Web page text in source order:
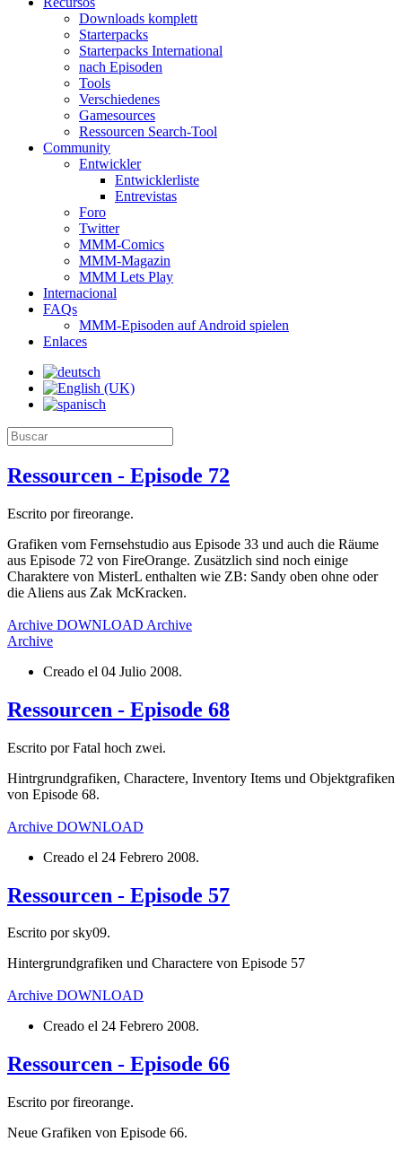
Downloads komplett
Starterpacks
Starterpacks International
nach Episoden
Tools
Verschiedenes
Gamesources
Ressourcen Search-Tool
Community
Entwickler
Entwicklerliste
Entrevistas
Foro
Twitter
MMM-Comics
MMM-Magazin
MMM Lets Play
Internacional
FAQs
MMM-Episoden auf Android spielen
Enlaces
Ressourcen - Episode 72
Escrito por fireorange.
Grafiken vom Fernsehstudio aus Episode 33 und auch die Räume
aus Episode 72 von FireOrange. Zusätzlich sind noch einige
Charaktere von MisterL enthalten wie ZB: Sandy oben ohne oder
die Aliens aus Zak McKracken.
Archive DOWNLOAD Archive
Archive
Creado el 04 Julio 2008.
Ressourcen - Episode 68
Escrito por Fatal hoch zwei.
Hintrgrundgrafiken, Charactere, Inventory Items und Objektgrafiken
von Episode 68.
Archive DOWNLOAD
Creado el 24 Febrero 2008.
Ressourcen - Episode 57
Escrito por sky09.
Hintergrundgrafiken und Charactere von Episode 57
Archive DOWNLOAD
Creado el 24 Febrero 2008.
Ressourcen - Episode 66
Escrito por fireorange.
Neue Grafiken von Episode 66.